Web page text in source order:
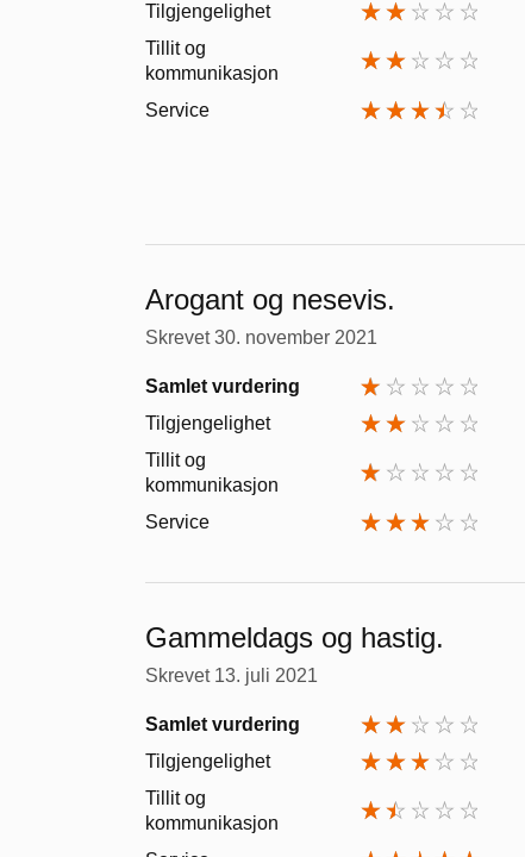
Tilgjengelighet
Tillit og
kommunikasjon
Service
Arogant og nesevis.
Skrevet30. november 2021
Samlet vurdering
Tilgjengelighet
Tillit og
kommunikasjon
Service
Gammeldags og hastig.
Skrevet 13. juli 2021
Samlet vurdering
Tilgjengelighet
Tillit og
kommunikasjon